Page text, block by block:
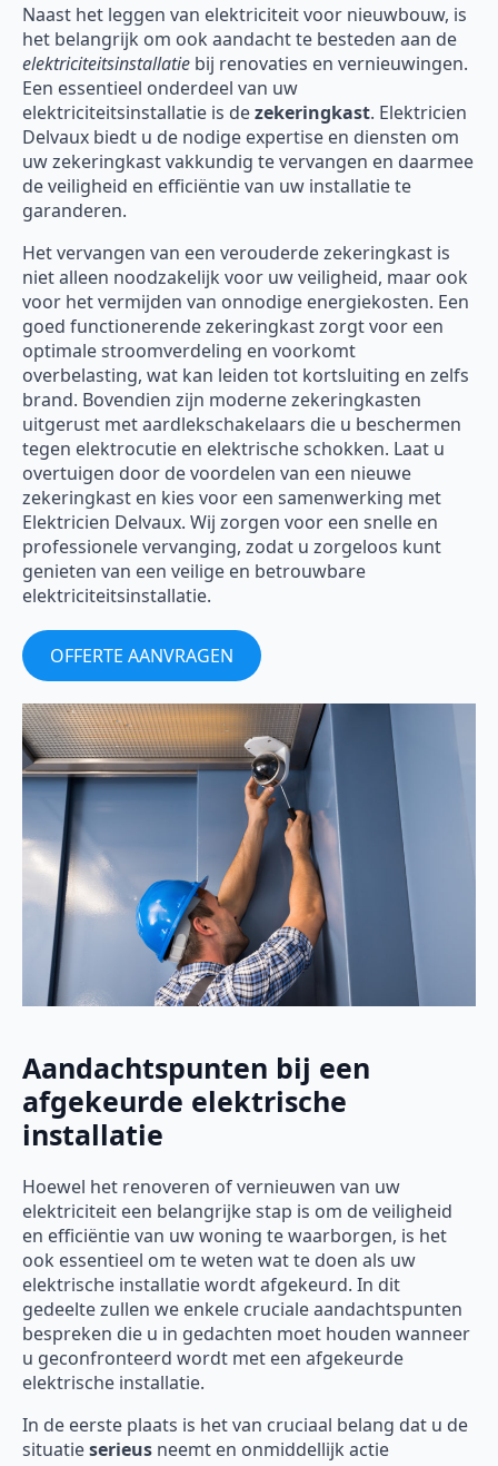
Naast het leggen van elektriciteit voor nieuwbouw, is
het belangrijk om ook aandacht te besteden aan de
elektriciteitsinstallatie bij renovaties en vernieuwingen.
Een essentieel onderdeel van uw
elektriciteitsinstallatie is dezekeringkast. Elektricien
Delvaux biedt u de nodige expertise en diensten om
uw zekeringkast vakkundig te vervangen en daarmee
de veiligheid en efficiëntie van uw installatie te
garanderen.
Het vervangen van een verouderde zekeringkast is
niet alleen noodzakelijk voor uw veiligheid, maar ook
voor het vermijden van onnodige energiekosten. Een
goed functionerende zekeringkast zorgt voor een
optimale stroomverdeling en voorkomt
overbelasting, wat kan leiden tot kortsluiting en zelfs
brand. Bovendien zijn moderne zekeringkasten
uitgerust met aardlekschakelaars die u beschermen
tegen elektrocutie en elektrische schokken. Laat u
overtuigen door de voordelen van een nieuwe
zekeringkast en kies voor een samenwerking met
Elektricien Delvaux. Wij zorgen voor een snelle en
professionele vervanging, zodat u zorgeloos kunt
genieten van een veilige en betrouwbare
elektriciteitsinstallatie.
OFFERTE AANVRAGEN
Aandachtspunten bij een
afgekeurde elektrische
installatie
Hoewel het renoveren of vernieuwen van uw
elektriciteit een belangrijke stap is om de veiligheid
en efficiëntie van uw woning te waarborgen, is het
ook essentieel om te weten wat te doen als uw
elektrische installatie wordt afgekeurd. In dit
gedeelte zullen we enkele cruciale aandachtspunten
bespreken die u in gedachten moet houden wanneer
u geconfronteerd wordt met een afgekeurde
elektrische installatie.
In de eerste plaats is het van cruciaal belang dat u de
situatieserieus neemt en onmiddellijk actie